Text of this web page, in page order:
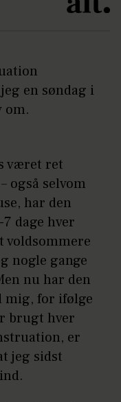
en søndag i
om.
været ret
også selvom
har den
dage hver
voldsommere
nogle gange
nu har den
mig, for ifølge
brugt hver
er
jeg sidst